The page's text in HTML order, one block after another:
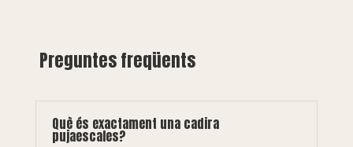
Preguntes freqüents
Què és exactament una cadira
pujaescales?